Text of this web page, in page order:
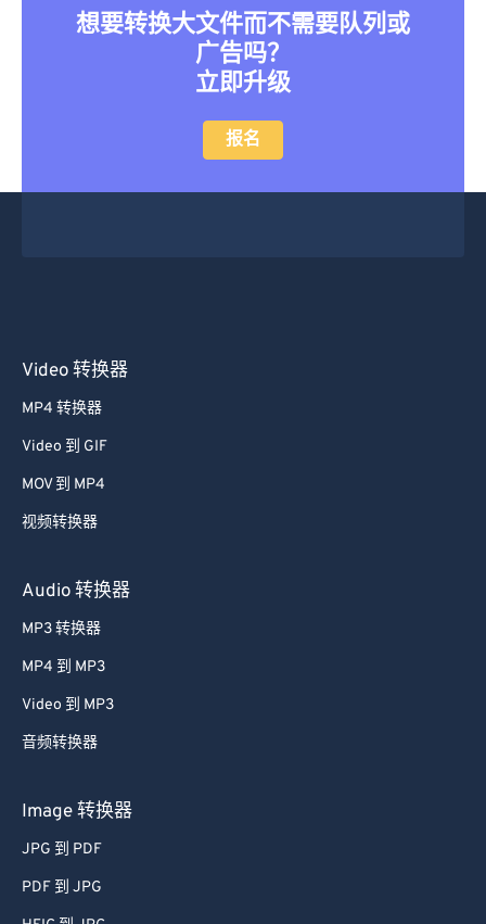
想要转换大文件而不需要队列或
广告吗？
立即升级
报名
Video 转换器
MP4 转换器
Video 到 GIF
MOV 到 MP4
视频转换器
Audio 转换器
MP3 转换器
MP4 到 MP3
Video 到 MP3
音频转换器
Image 转换器
JPG 到 PDF
PDF 到 JPG